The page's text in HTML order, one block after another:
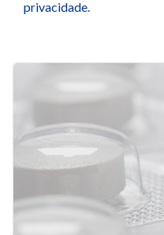
privacidade.